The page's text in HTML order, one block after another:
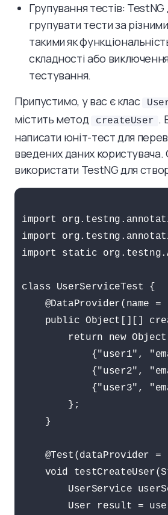
Групування тестів:
групувати тести за
такими як
складності або
тестування.
Припустимо, у вас є клас
містить метод
createUser .
написати юніт-тест для
введених даних
використати TestNG для
import
import
import static
class UserServiceTest {
@DataProvider(name =
public Object[][]
return new
{"user1",
{"user2",
{"user3",
        };
    }
@Test(dataProvider =
void
UserService
User result =